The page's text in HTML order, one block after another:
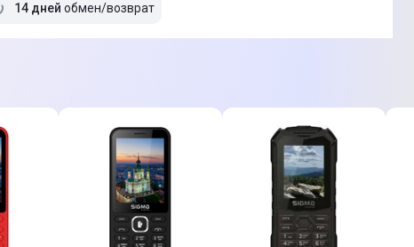
14 дней обмен/возврат